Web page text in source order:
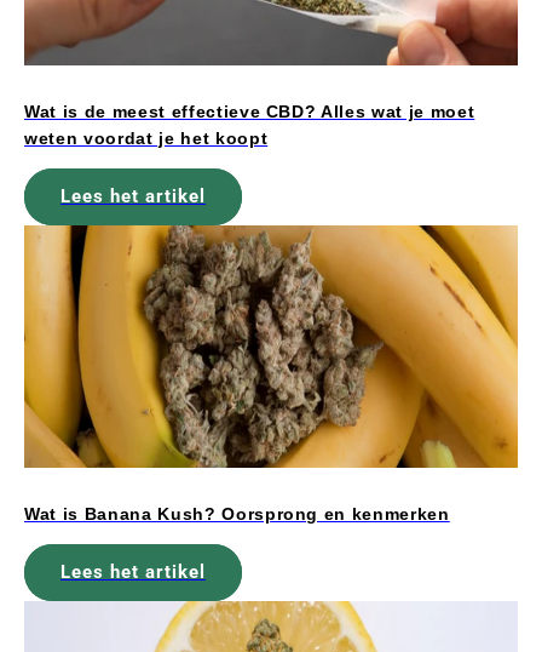
Wat is de meest effectieve CBD? Alles wat je moet
weten voordat je het koopt
Lees het artikel
Wat is Banana Kush? Oorsprong en kenmerken
Lees het artikel